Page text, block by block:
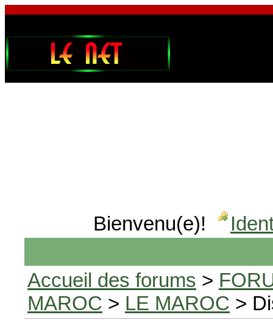
Bienvenu(e)!
Accueil des forums >
MAROC > LE MAROC >